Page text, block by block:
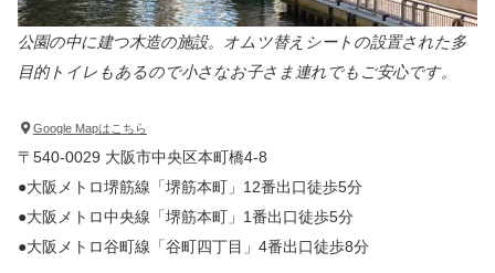
公園の中に建つ木造の施設。オムツ替えシートの設置された多
目的トイレもあるので小さなお子さま連れでもご安心です。
Google Mapはこちら
〒540-0029 大阪市中央区本町橋4-8
●大阪メトロ堺筋線「堺筋本町」12番出口徒歩5分
●大阪メトロ中央線「堺筋本町」1番出口徒歩5分
●大阪メトロ谷町線「谷町四丁目」4番出口徒歩8分